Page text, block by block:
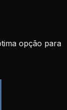
opção para